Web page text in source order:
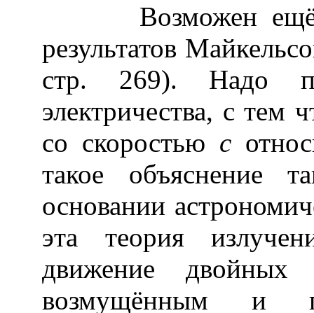
Возможен ещё
результатов
стр. 269). Надо
электричества, с тем
со скоростью с
такое объяснение
основании
эта теория
движение
возмущённым и